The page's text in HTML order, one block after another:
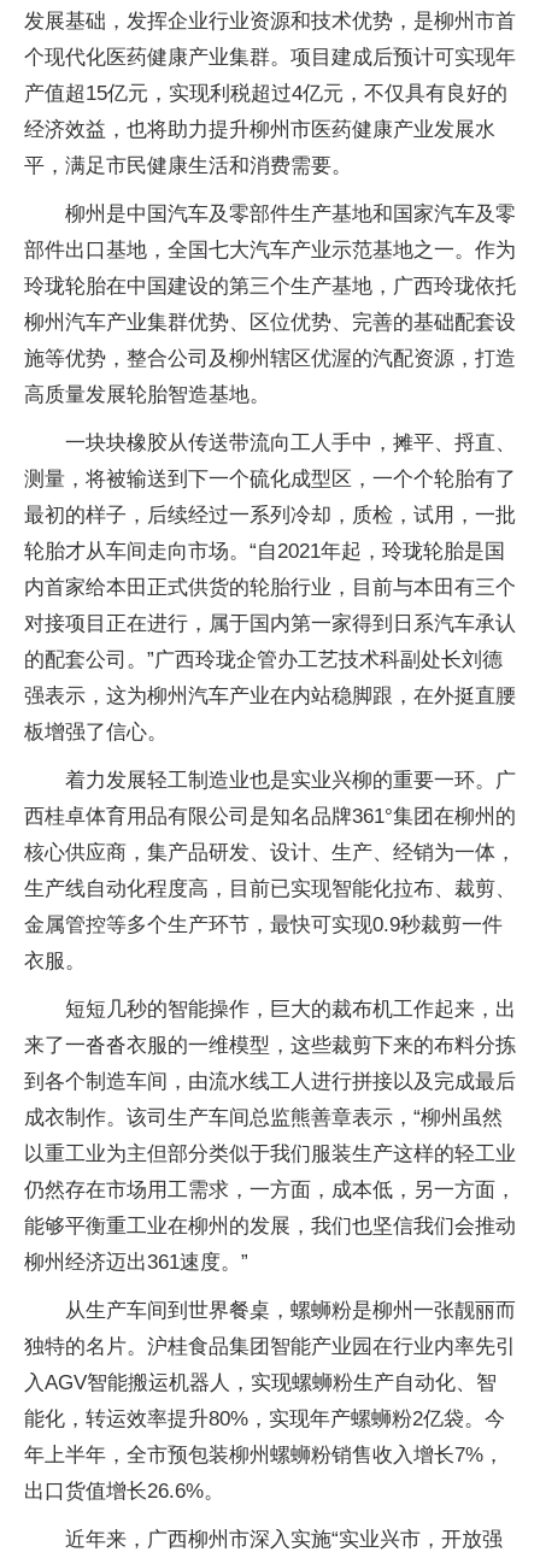
发展基础，发挥企业行业资源和技术优势，是柳州市首
个现代化医药健康产业集群。项目建成后预计可实现年
产值超15亿元，实现利税超过4亿元，不仅具有良好的
经济效益，也将助力提升柳州市医药健康产业发展水
平，满足市民健康生活和消费需要。
柳州是中国汽车及零部件生产基地和国家汽车及零
部件出口基地，全国七大汽车产业示范基地之一。作为
玲珑轮胎在中国建设的第三个生产基地，广西玲珑依托
柳州汽车产业集群优势、区位优势、完善的基础配套设
施等优势，整合公司及柳州辖区优渥的汽配资源，打造
高质量发展轮胎智造基地。
一块块橡胶从传送带流向工人手中，摊平、捋直、
测量，将被输送到下一个硫化成型区，一个个轮胎有了
最初的样子，后续经过一系列冷却，质检，试用，一批
轮胎才从车间走向市场。“自2021年起，玲珑轮胎是国
内首家给本田正式供货的轮胎行业，目前与本田有三个
对接项目正在进行，属于国内第一家得到日系汽车承认
的配套公司。”广西玲珑企管办工艺技术科副处长刘德
强表示，这为柳州汽车产业在内站稳脚跟，在外挺直腰
板增强了信心。
着力发展轻工制造业也是实业兴柳的重要一环。广
西桂卓体育用品有限公司是知名品牌361°集团在柳州的
核心供应商，集产品研发、设计、生产、经销为一体，
生产线自动化程度高，目前已实现智能化拉布、裁剪、
金属管控等多个生产环节，最快可实现0.9秒裁剪一件
衣服。
短短几秒的智能操作，巨大的裁布机工作起来，出
来了一沓沓衣服的一维模型，这些裁剪下来的布料分拣
到各个制造车间，由流水线工人进行拼接以及完成最后
成衣制作。该司生产车间总监熊善章表示，“柳州虽然
以重工业为主但部分类似于我们服装生产这样的轻工业
仍然存在市场用工需求，一方面，成本低，另一方面，
能够平衡重工业在柳州的发展，我们也坚信我们会推动
柳州经济迈出361速度。”
从生产车间到世界餐桌，螺蛳粉是柳州一张靓丽而
独特的名片。沪桂食品集团智能产业园在行业内率先引
入AGV智能搬运机器人，实现螺蛳粉生产自动化、智
能化，转运效率提升80%，实现年产螺蛳粉2亿袋。今
年上半年，全市预包装柳州螺蛳粉销售收入增长7%，
出口货值增长26.6%。
近年来，广西柳州市深入实施“实业兴市，开放强